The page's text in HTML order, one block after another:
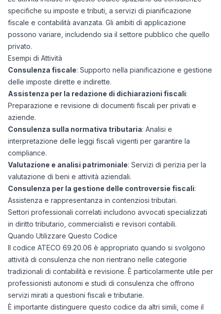
specifiche su imposte e tributi, a servizi di pianificazione
fiscale e contabilità avanzata. Gli ambiti di applicazione
possono variare, includendo sia il settore pubblico che quello
privato.
Esempi di Attività
Consulenza fiscale: Supporto nella pianificazione e gestione
delle imposte dirette e indirette.
Assistenza per la redazione di dichiarazioni fiscali:
Preparazione e revisione di documenti fiscali per privati e
aziende.
Consulenza sulla normativa tributaria: Analisi e
interpretazione delle leggi fiscali vigenti per garantire la
compliance.
Valutazione e analisi patrimoniale: Servizi di perizia per la
valutazione di beni e attività aziendali.
Consulenza per la gestione delle controversie fiscali:
Assistenza e rappresentanza in contenziosi tributari.
Settori professionali correlati includono avvocati specializzati
in diritto tributario, commercialisti e revisori contabili.
Quando Utilizzare Questo Codice
Il codice ATECO 69.20.06 è appropriato quando si svolgono
attività di consulenza che non rientrano nelle categorie
tradizionali di contabilità e revisione. È particolarmente utile per
professionisti autonomi e studi di consulenza che offrono
servizi mirati a questioni fiscali e tributarie.
È importante distinguere questo codice da altri simili, come il